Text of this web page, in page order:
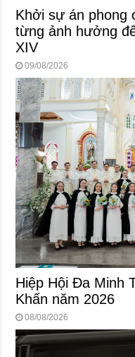
Khởi sự án phong
từng ảnh hưởng
XIV
09/08/2026
Hiệp Hội Đa Minh
Khấn năm 2026
08/08/2026